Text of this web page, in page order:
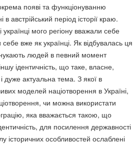
появі та функціонуванню
австрійський період історії краю.
мого регіону вважали себе
вже як українці. Як відбувалась ця
людей в певний момент
ідентичність, що таке, власне,
дуже актуальна тема. З якої в
моделей націотворення в Україні,
чи можна використати
яка вважається такою, що
для посилення державності
історичних особливостей ослаблені